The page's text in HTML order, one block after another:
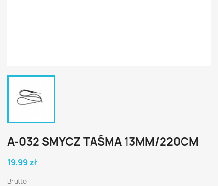
A-032 SMYCZ TAŚMA 13MM/220CM
19,99 zł
Brutto